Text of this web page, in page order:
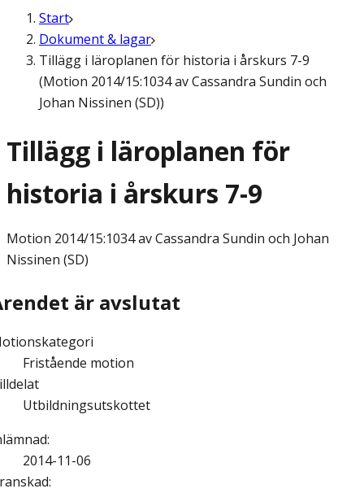
Start
Dokument & lagar
Tillägg i läroplanen för historia i årskurs 7-9
(Motion 2014/15:1034 av Cassandra Sundin och
Johan Nissinen (SD))
Tillägg i läroplanen för
historia i årskurs 7-9
Motion 2014/15:1034 av Cassandra Sundin och Johan
Nissinen (SD)
är avslutat
Fristående motion
Utbildningsutskottet
:
2014-11-06
: